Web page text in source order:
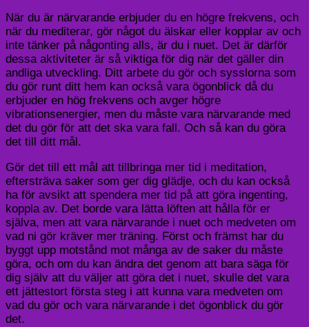
När du är närvarande erbjuder du en högre frekvens, och
när du mediterar, gör något du älskar eller kopplar av och
inte tänker på någonting alls, är du i nuet. Det är därför
dessa aktiviteter är så viktiga för dig när det gäller din
andliga utveckling. Ditt arbete du gör och sysslorna som
du gör runt ditt hem kan också vara ögonblick då du
erbjuder en hög frekvens och avger högre
vibrationsenergier, men du måste vara närvarande med
det du gör för att det ska vara fall. Och så kan du göra
det till ditt mål.
Gör det till ett mål att tillbringa mer tid i meditation,
eftersträva saker som ger dig glädje, och du kan också
ha för avsikt att spendera mer tid på att göra ingenting,
koppla av. Det borde vara lätta löften att hålla för er
själva, men att vara närvarande i nuet och medveten om
vad ni gör kräver mer träning. Först och främst har du
byggt upp motstånd mot många av de saker du måste
göra, och om du kan ändra det genom att bara säga för
dig själv att du väljer att göra det i nuet, skulle det vara
ett jättestort första steg i att kunna vara medveten om
vad du gör och vara närvarande i det ögonblick du gör
det.